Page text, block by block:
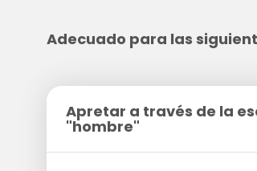
Adecuado para las
Apretar a través de la
"hombre"